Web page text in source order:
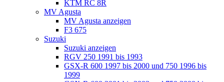
KTM RC 8R
MV Agusta
MV Agusta anzeigen
F3 675
Suzuki
Suzuki anzeigen
RGV 250 1991 bis 1993
GSX-R 600 1997 bis 2000 und 750 1996 bis
1999